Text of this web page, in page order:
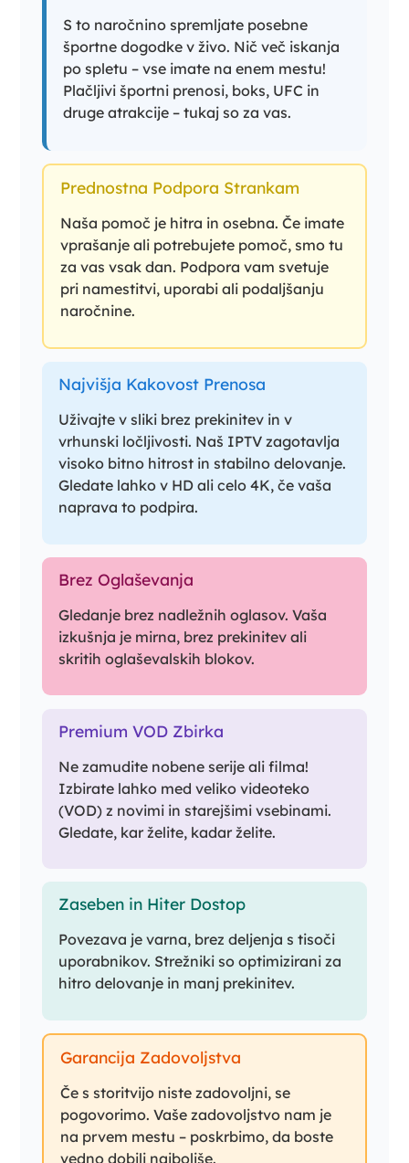
S to naročnino spremljate posebne
športne dogodke v živo. Nič več iskanja
po spletu – vse imate na enem mestu!
Plačljivi športni prenosi, boks, UFC in
druge atrakcije – tukaj so za vas.
Prednostna Podpora Strankam
Naša pomoč je hitra in osebna. Če imate
vprašanje ali potrebujete pomoč, smo tu
za vas vsak dan. Podpora vam svetuje
pri namestitvi, uporabi ali podaljšanju
naročnine.
Najvišja Kakovost Prenosa
Uživajte v sliki brez prekinitev in v
vrhunski ločljivosti. Naš IPTV zagotavlja
visoko bitno hitrost in stabilno delovanje.
Gledate lahko v HD ali celo 4K, če vaša
naprava to podpira.
Brez Oglaševanja
Gledanje brez nadležnih oglasov. Vaša
izkušnja je mirna, brez prekinitev ali
skritih oglaševalskih blokov.
Premium VOD Zbirka
Ne zamudite nobene serije ali filma!
Izbirate lahko med veliko videoteko
(VOD) z novimi in starejšimi vsebinami.
Gledate, kar želite, kadar želite.
Zaseben in Hiter Dostop
Povezava je varna, brez deljenja s tisoči
uporabnikov. Strežniki so optimizirani za
hitro delovanje in manj prekinitev.
Garancija Zadovoljstva
Če s storitvijo niste zadovoljni, se
pogovorimo. Vaše zadovoljstvo nam je
na prvem mestu – poskrbimo, da boste
vedno dobili najboljše.